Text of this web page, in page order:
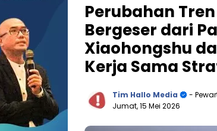
Perubahan
Bergeser dari
Xiaohongshu
Kerja Sama
Tim Hallo Media
-
Jumat, 15 Mei 2026